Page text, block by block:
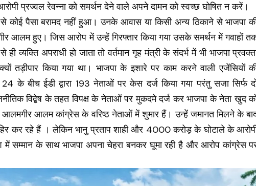
प्रज्वल रेवन्ना को समर्थन देने वाले अपने दामन को स्वच्छ घोषित न करें।
पैसा बरामद नहीं हुआ। उनके आवास या किसी अन्य ठिकाने से भाजपा
आलम हुए। जिस आरोप में उन्हें गिरफ्तार किया गया उसके समर्थन में गवाहों
व्यक्ति अपराधी हो जाता तो वर्तमान गृह मंत्री के संदर्भ में भी भाजपा
तड़ीपार किया गया था। भाजपा के इशारे पर काम करने वाली एजेंसियों
के बीच ईडी द्वारा 193 नेताओं पर केस दर्ज किया गया परंतु सजा सिर्फ
विद्बेष के तहत विपक्ष के नेताओं पर मुकदमे दर्ज कर भाजपा के नेता खुद
आलम कांग्रेस के वरिष्ठ नेताओं में शुमार हैं। उन्हें जमानत मिलने के
कर रहे हैं । लेकिन भानु प्रताप शाही और 4000 करोड़ के घोटाले के
में सम्मान के साथ भाजपा अपना चेहरा बनकर घूमा रही है और आरोप कांग्रेस